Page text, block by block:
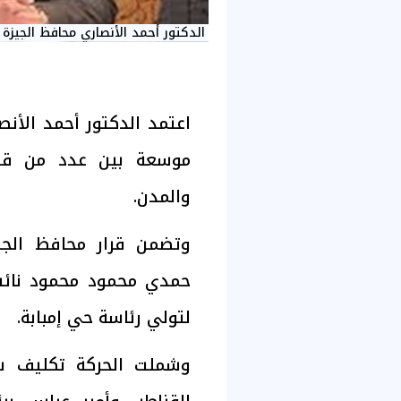
الدكتور أحمد الأنصاري محافظ الجيزة
اعتمد الدكتور أحمد
موسعة بين عدد من
والمدن.
حمدي محمود محمود
لتولي رئاسة حي إمبابة.
وشملت الحركة تكليف